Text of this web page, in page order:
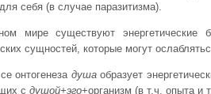
себя (в случае паразитизма).
мире существуют энергетические
сущностей, которые могут
онтогенеза душаобразует
с душой+эго+организм (в т.ч. опыта и